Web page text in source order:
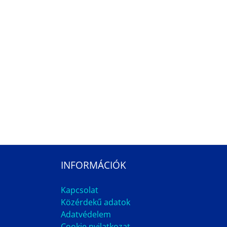
INFORMÁCIÓK
Kapcsolat
Közérdekű adatok
Adatvédelem